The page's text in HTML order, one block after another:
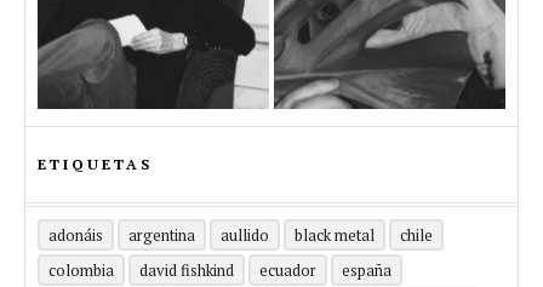
ETIQUETAS
adonáis argentina aullido black metal
chile
colombia
david fishkind ecuador
españa